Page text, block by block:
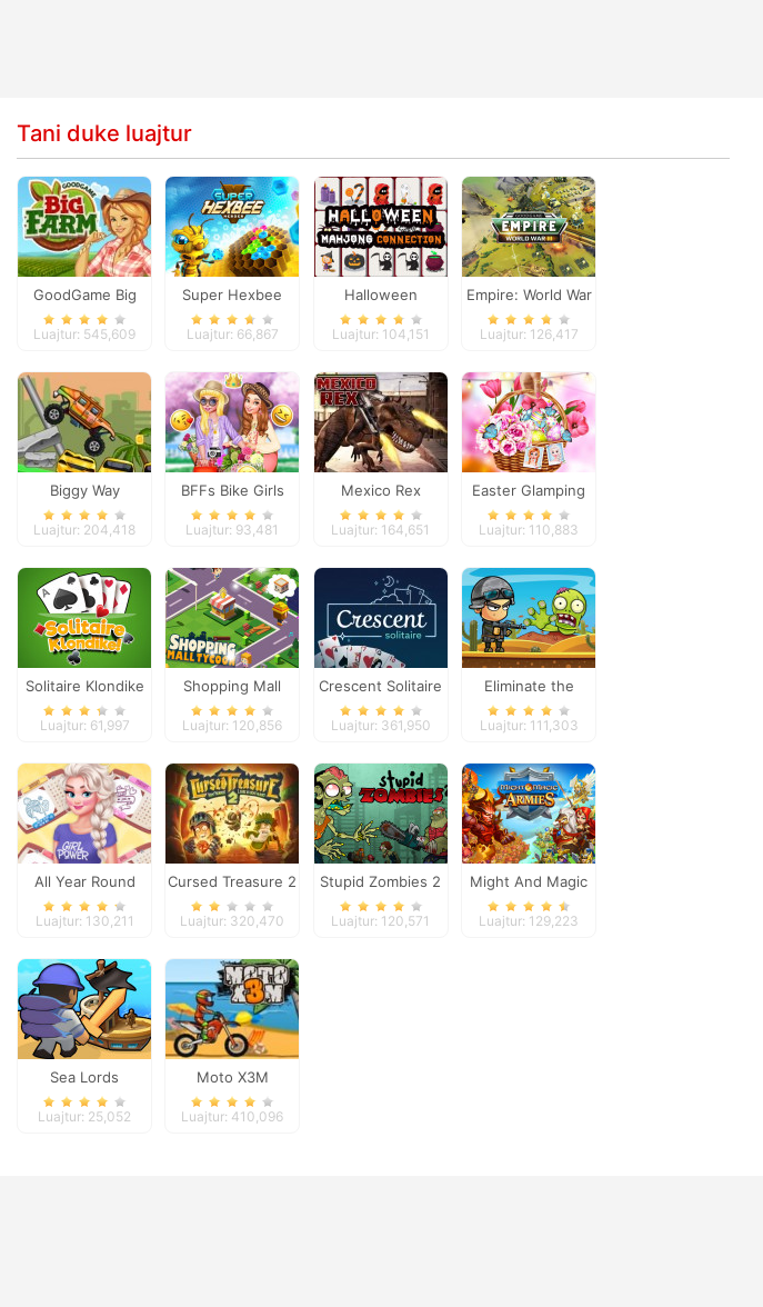
Tani duke luajtur
GoodGame Big
Farm
Luajtur: 545,609
Super Hexbee
Merger
Luajtur: 66,867
Halloween
Mahjong
Luajtur: 104,151
Empire: World War
III
Luajtur: 126,417
Biggy Way
Luajtur: 204,418
BFFs Bike Girls
Luajtur: 93,481
Mexico Rex
Luajtur: 164,651
Easter Glamping
Trip
Luajtur: 110,883
Solitaire Klondike
Luajtur: 61,997
Shopping Mall
Tycoon
Luajtur: 120,856
Crescent Solitaire
Luajtur: 361,950
Eliminate the
Zombies
Luajtur: 111,303
All Year Round
Fashion Frosty Girl
Luajtur: 130,211
Cursed Treasure 2
Luajtur: 320,470
Stupid Zombies 2
Luajtur: 120,571
Might And Magic
Armies
Luajtur: 129,223
Sea Lords
Luajtur: 25,052
Moto X3M
Luajtur: 410,096